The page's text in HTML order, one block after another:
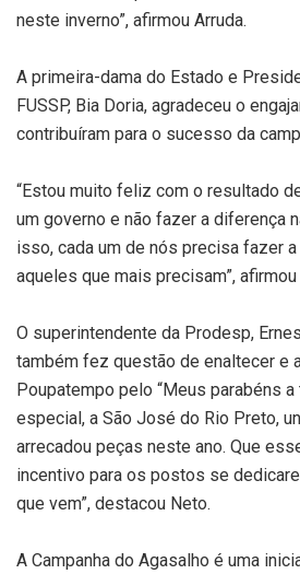
neste inverno”, afirmou Arruda.
A primeira-dama do Estado e
FUSSP, Bia Doria, agradeceu o
contribuíram para o sucesso da
“Estou muito feliz com o resultado
um governo e não fazer a diferença
isso, cada um de nós precisa fazer
aqueles que mais precisam”, afirmou
O superintendente da Prodesp,
também fez questão de enaltecer e
Poupatempo pelo “Meus parabéns
especial, a São José do Rio Preto,
arrecadou peças neste ano. Que
incentivo para os postos se
que vem”, destacou Neto.
A Campanha do Agasalho é uma